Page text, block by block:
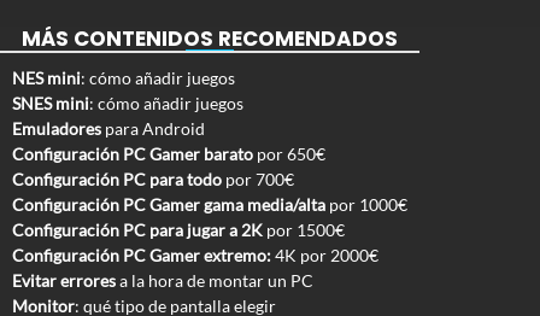
MÁS CONTENIDOS RECOMENDADOS
NES mini: cómo añadir juegos
SNES mini: cómo añadir juegos
Emuladores para Android
Configuración PC Gamer barato por 650€
Configuración PC para todo por 700€
Configuración PC Gamer gama media/alta por 1000€
Configuración PC para jugar a 2K por 1500€
Configuración PC Gamer extremo:4K por 2000€
Evitar erroresa la hora de montar un PC
Monitor: qué tipo de pantalla elegir